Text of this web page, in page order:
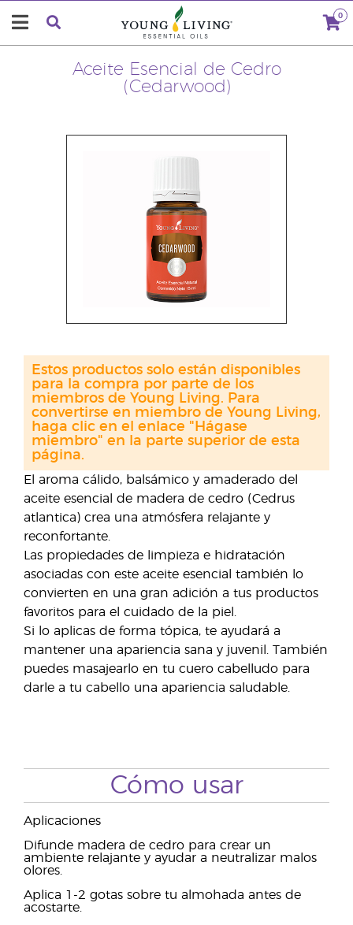
0
Aceite Esencial de Cedro
(Cedarwood)
El aroma cálido, balsámico y amaderado del
aceite esencial de madera de cedro (Cedrus
atlantica) crea una atmósfera relajante y
reconfortante.
Las propiedades de limpieza e hidratación
asociadas con este aceite esencial también lo
convierten en una gran adición a tus productos
favoritos para el cuidado de la piel.
Si lo aplicas de forma tópica, te ayudará a
mantener una apariencia sana y juvenil. También
puedes masajearlo en tu cuero cabelludo para
darle a tu cabello una apariencia saludable.
Estos productos solo están disponibles
para la compra por parte de los
miembros de Young Living. Para
convertirse en miembro de Young Living,
haga clic en el enlace "Hágase
miembro" en la parte superior de esta
página.
Cómo usar
Aplicaciones
Difunde madera de cedro para crear un
ambiente relajante y ayudar a neutralizar malos
olores.
Aplica 1-2 gotas sobre tu almohada antes de
acostarte.